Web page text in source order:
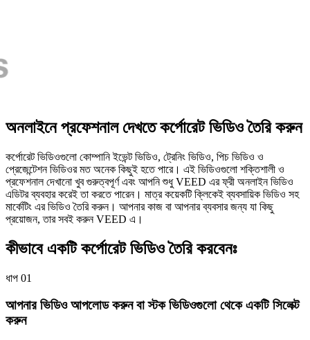
অনলাইনে প্রফেশনাল দেখতে কর্পোরেট ভিডিও তৈরি করুন
কর্পোরেট ভিডিওগুলো কোম্পানি ইভেন্ট ভিডিও, ট্রেনিং ভিডিও, পিচ ভিডিও ও
প্রেজেন্টেশন ভিডিওর মত অনেক কিছুই হতে পারে। এই ভিডিওগুলো শক্তিশালী ও
প্রফেশনাল দেখানো খুব গুরুত্বপূর্ণ এবং আপনি শুধু VEED এর ফ্রী অনলাইন ভিডিও
এডিটর ব্যবহার করেই তা করতে পারেন। মাত্র কয়েকটি ক্লিকেই ব্যবসায়িক ভিডিও সহ
মার্কেটিং এর ভিডিও তৈরি করুন। আপনার কাজ বা আপনার ব্যবসার জন্য যা কিছু
প্রয়োজন, তার সবই করুন VEED এ।
কীভাবে একটি কর্পোরেট ভিডিও তৈরি করবেনঃ
ধাপ 01
আপনার ভিডিও আপলোড করুন বা স্টক ভিডিওগুলো থেকে একটি সিলেক্ট
করুন